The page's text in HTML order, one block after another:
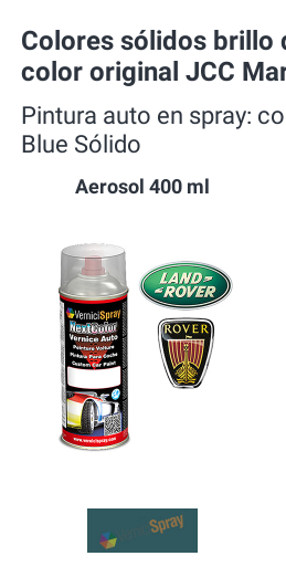
Colores sólidos brillo
color original JCC
Pintura auto en spray:
Blue Sólido
Aerosol 400 ml